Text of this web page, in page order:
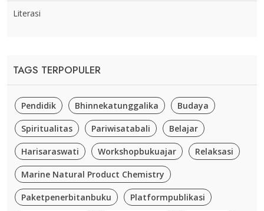
Literasi
TAGS TERPOPULER
Pendidik Bhinnekatunggalika Budaya
Spiritualitas Pariwisatabali Belajar
Harisaraswati Workshopbukuajar Relaksasi
Marine Natural Product Chemistry
Paketpenerbitanbuku Platformpublikasi